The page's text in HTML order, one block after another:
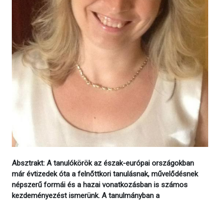
Absztrakt: A tanulókörök az észak-európai országokban
már évtizedek óta a felnőttkori tanulásnak, művelődésnek
népszerű formái és a hazai vonatkozásban is számos
kezdeményezést ismerünk. A tanulmányban a